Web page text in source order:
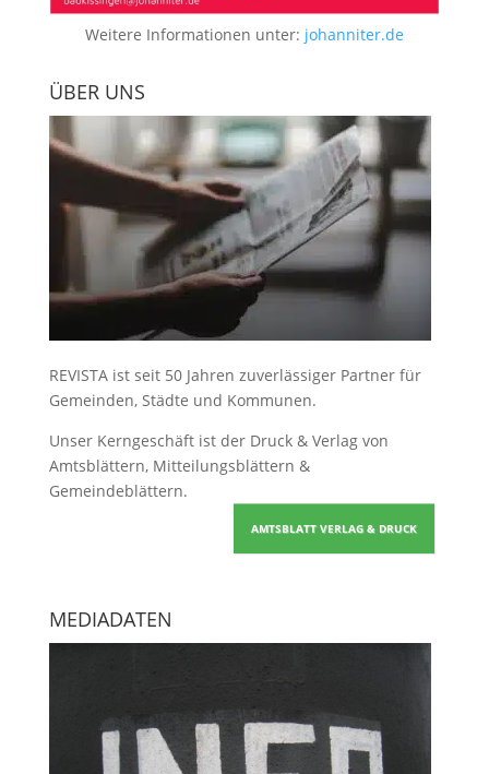
Weitere Informationen unter: johanniter.de
ÜBER UNS
REVISTA ist seit 50 Jahren zuverlässiger Partner für
Gemeinden, Städte und Kommunen.
Unser Kerngeschäft ist der Druck & Verlag von
Amtsblättern, Mitteilungsblättern &
Gemeindeblättern.
AMTSBLATT VERLAG & DRUCK
MEDIADATEN